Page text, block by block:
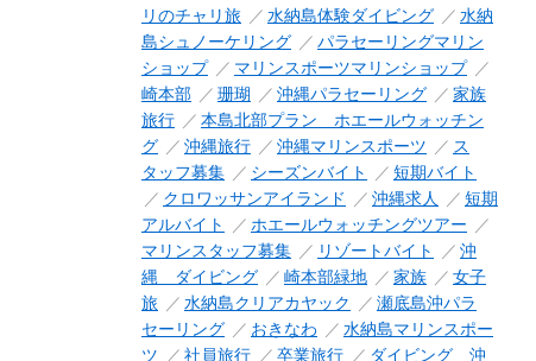
リのチャリ旅
水納島体験ダイビング
水納
島シュノーケリング
パラセーリングマリン
ショップ
マリンスポーツマリンショップ
崎本部
珊瑚 沖縄パラセーリング
家族
旅行
本島北部プラン ホエールウォッチン
グ
沖縄旅行 沖縄マリンスポーツ
ス
タッフ募集
シーズンバイト
短期バイト
クロワッサンアイランド
沖縄求人
短期
アルバイト
ホエールウォッチングツアー
マリンスタッフ募集
リゾートバイト
沖
縄 ダイビング
崎本部緑地 家族
女子
旅
水納島クリアカヤック
瀬底島沖パラ
セーリング
おきなわ
水納島マリンスポー
ツ
社員旅行 卒業旅行 ダイビング 沖